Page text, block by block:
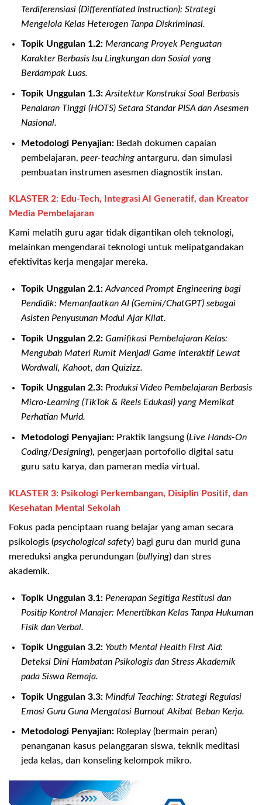
Terdiferensiasi (Differentiated Instruction): Strategi
Mengelola Kelas Heterogen Tanpa Diskriminasi.
Topik Unggulan 1.2: Merancang Proyek Penguatan
Karakter Berbasis Isu Lingkungan dan Sosial yang
Berdampak Luas.
Topik Unggulan 1.3: Arsitektur Konstruksi Soal Berbasis
Penalaran Tinggi (HOTS) Setara Standar PISA dan Asesmen
Nasional.
Metodologi Penyajian:Bedah dokumen capaian
pembelajaran, peer-teachingantarguru, dan simulasi
pembuatan instrumen asesmen diagnostik instan.
KLASTER 2: Edu-Tech, Integrasi AI Generatif, dan Kreator
Media Pembelajaran
Kami melatih guru agar tidak digantikan oleh teknologi,
melainkan mengendarai teknologi untuk melipatgandakan
efektivitas kerja mengajar mereka.
Topik Unggulan 2.1: Advanced Prompt Engineering bagi
Pendidik: Memanfaatkan AI (Gemini/ChatGPT) sebagai
Asisten Penyusunan Modul Ajar Kilat.
Topik Unggulan 2.2: Gamifikasi Pembelajaran Kelas:
Mengubah Materi Rumit Menjadi Game Interaktif Lewat
Wordwall, Kahoot, dan Quizizz.
Topik Unggulan 2.3: Produksi Video Pembelajaran Berbasis
Micro-Learning (TikTok & Reels Edukasi) yang Memikat
Perhatian Murid.
Metodologi Penyajian:Praktik langsung (Live Hands-On
Coding/Designing), pengerjaan portofolio digital satu
guru satu karya, dan pameran media virtual.
KLASTER 3: Psikologi Perkembangan, Disiplin Positif, dan
Kesehatan Mental Sekolah
Fokus pada penciptaan ruang belajar yang aman secara
psikologis (psychological safety) bagi guru dan murid guna
mereduksi angka perundungan (bullying) dan stres
akademik.
Topik Unggulan 3.1: Penerapan Segitiga Restitusi dan
Positip Kontrol Manajer: Menertibkan Kelas Tanpa Hukuman
Fisik dan Verbal.
Topik Unggulan 3.2: Youth Mental Health First Aid:
Deteksi Dini Hambatan Psikologis dan Stress Akademik
pada Siswa Remaja.
Topik Unggulan 3.3: Mindful Teaching: Strategi Regulasi
Emosi Guru Guna Mengatasi Burnout Akibat Beban Kerja.
Metodologi Penyajian:Roleplay (bermain peran)
penanganan kasus pelanggaran siswa, teknik meditasi
jeda kelas, dan konseling kelompok mikro.